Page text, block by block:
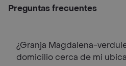
Preguntas frecuentes
¿Granja Magdalena-
domicilio cerca de mi